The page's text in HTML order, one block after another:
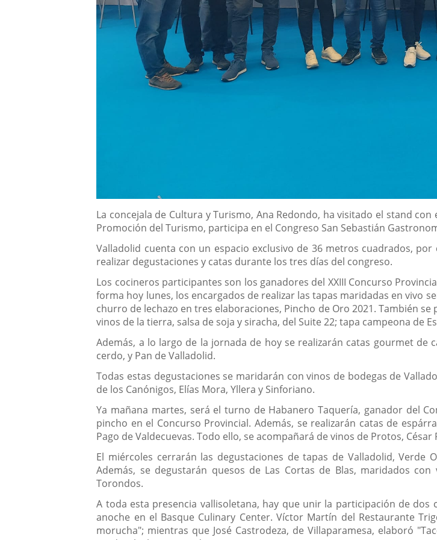
Descripción
La concejala de Cultura y Turismo, Ana Redondo, ha visitado el stand
Promoción del Turismo, participa en el Congreso San Sebastián
Valladolid cuenta con un espacio exclusivo de 36 metros cuadrados,
realizar degustaciones y catas durante los tres días del congreso.
Los cocineros participantes son los ganadores del XXIII Concurso
forma hoy lunes, los encargados de realizar las tapas maridadas en vivo
churro de lechazo en tres elaboraciones, Pincho de Oro 2021. También
vinos de la tierra, salsa de soja y siracha, del Suite 22; tapa campeona de
Además, a lo largo de la jornada de hoy se realizarán catas gourmet
cerdo, y Pan de Valladolid.
Todas estas degustaciones se maridarán con vinos de bodegas de
de los Canónigos, Elías Mora, Yllera y Sinforiano.
Ya mañana martes, será el turno de Habanero Taquería, ganador del
pincho en el Concurso Provincial. Además, se realizarán catas de
Pago de Valdecuevas. Todo ello, se acompañará de vinos de Protos,
El miércoles cerrarán las degustaciones de tapas de Valladolid, Verde
Además, se degustarán quesos de Las Cortas de Blas, maridados
Torondos.
A toda esta presencia vallisoletana, hay que unir la participación de
anoche en el Basque Culinary Center. Víctor Martín del Restaurante
morucha"; mientras que José Castrodeza, de Villaparamesa, elaboró